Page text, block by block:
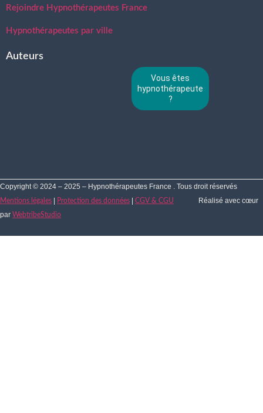
Rejoindre Hypnothérapeutes France
Hypnothérapeutes par ville
Auteurs
Vous êtes
hypnothérapeute
?
Copyright © 2024 – 2025 – Hypnothérapeutes France . Tous droit réservés
Mentions légales | Protection des données | CGV & CGU
Réalisé avec cœur
par WebtribeStudio